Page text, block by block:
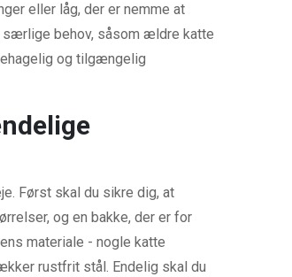
eller låg, der er nemme at
særlige behov, såsom ældre katte
og tilgængelig
Først skal du sikre dig, at
og en bakke, der er for
materiale - nogle katte
rustfrit stål. Endelig skal du